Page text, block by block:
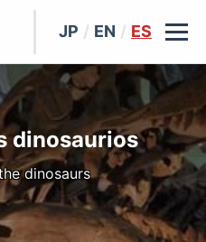
JP / EN / ES
dinosaurios
dinosaurs